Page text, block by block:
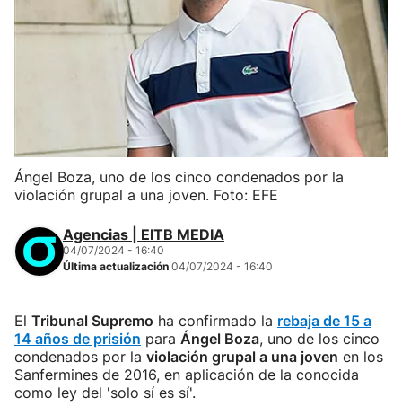
Ángel Boza, uno de los cinco condenados por la
violación grupal a una joven. Foto: EFE
Agencias | EITB MEDIA
04/07/2024 - 16:40
Última actualización 04/07/2024 - 16:40
El Tribunal Supremo ha confirmado la rebaja de 15 a
14 años de prisión para Ángel Boza, uno de los cinco
condenados por la violación grupal a una joven en los
Sanfermines de 2016, en aplicación de la conocida
como ley del 'solo sí es sí'.